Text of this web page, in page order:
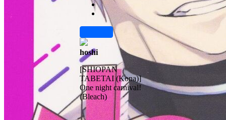
hoshi
[SHIOPAN
TABETAI (Kona)]
One night carnival!
(Bleach)